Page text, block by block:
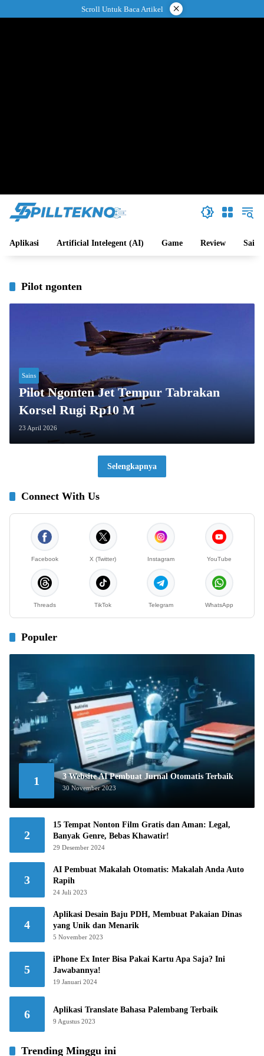
ke
Scroll Untuk Baca Artikel ×
Aplikasi Artificial Intelegent (AI) Game Review Sains
Pilot ngonten
Sains
Pilot Ngonten Jet Tempur Tabrakan
Korsel Rugi Rp10 M
23 April 2026
Selengkapnya
Connect With Us
Facebook X (Twitter) Instagram YouTube
Threads TikTok Telegram WhatsApp
Populer
1 3 Website AI Pembuat Jurnal Otomatis Terbaik
30 November 2023
2
15 Tempat Nonton Film Gratis dan Aman: Legal,
Banyak Genre, Bebas Khawatir!
29 Desember 2024
3
AI Pembuat Makalah Otomatis: Makalah Anda Auto
Rapih
24 Juli 2023
4
Aplikasi Desain Baju PDH, Membuat Pakaian Dinas
yang Unik dan Menarik
5 November 2023
5
iPhone Ex Inter Bisa Pakai Kartu Apa Saja? Ini
Jawabannya!
19 Januari 2024
6 Aplikasi Translate Bahasa Palembang Terbaik
9 Agustus 2023
Trending Minggu ini